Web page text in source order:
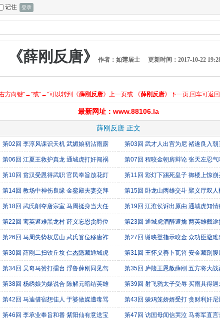
记住
《薛刚反唐》 作者：如莲居士 更新时间：2017-10-22
方向键"→"或"←"可以转到《薛刚反唐》上一页或 《薛刚反唐》下一页,回车可返
最新网址：www.88106.la
薛刚反唐 正文
第02回 李淳风课识天机 武媚娘初沾雨露 第03回 武才人出宫为尼 褚遂良入朝
第06回 江夏王救护真龙 通城虎打奸闯祸 第07回 程咬金朝房辩论 张天左忍气
第10回 贫汉受恩得武职 官民奉旨放花灯 第11回 彩灯下踢死皇子 御楼上惊崩
第14回 教场中神伤良缘 金銮殿夫妻交拜 第15回 卧龙山两雄交斗 聚义厅双人
第18回 武氏削夺唐宗室 马周挺身当大任 第19回 江淮侯诉出原由 通城虎知情
第22回 鸾英避难黑龙村 薛义忘恩贪爵位 第23回 通城虎酒醉遭擒 两英雄截途
第26回 马周失势权居山 武氏篡位移唐祚 第27回 谢映登指示咬金 众功臣避难
第30回 薛刚二扫铁丘坟 仁杰隐藏通城虎 第31回 王怀义善卜瓦笤 安金藏剖腹
第34回 吴奇马赞打擂台 浮鲁薛刚同见驾 第35回 庐陵王恩赦薛刚 五方将大战
第38回 杨绣娘为媒说合 陈解元暗结英雄 第39回 射飞鸦太子受辱 买雨具得遇
第42回 马迪借宿想佳人 于婆做媒遭毒骂 第43回 躲鸡笼娇婿受打 贪财利奸尼
第46回 李承业奉旨和番 紫阳仙有意送宝 第47回 访国母闻信哭泣 马将军直言